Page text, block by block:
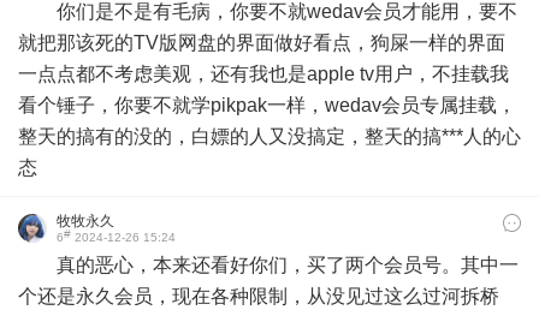
你们是不是有毛病，你要不就wedav会员才能用，要不
就把那该死的TV版网盘的界面做好看点，狗屎一样的界面
一点点都不考虑美观，还有我也是apple tv用户，不挂载我
看个锤子，你要不就学pikpak一样，wedav会员专属挂载，
整天的搞有的没的，白嫖的人又没搞定，整天的搞***人的心
态
牧牧永久
6# 2024-12-26 15:24
真的恶心，本来还看好你们，买了两个会员号。其中一
个还是永久会员，现在各种限制，从没见过这么过河拆桥